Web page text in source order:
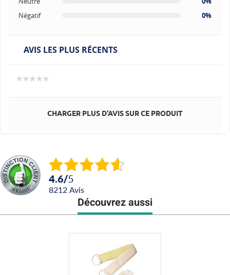
Négatif
0%
AVIS LES PLUS RÉCENTS
CHARGER PLUS D'AVIS SUR CE PRODUIT
4.6/5
8212 avis
Découvrez aussi